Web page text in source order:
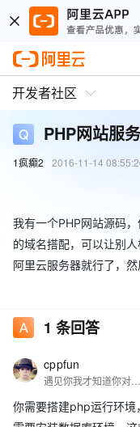
开发者社区
PHP网站服
1疯癫2 2016-11-14
我有一个PHP网站源码
的域名搭配，可以让别
阿里云服务器就行了，
1 条回答
cppfun
你需要搭建php运行环境